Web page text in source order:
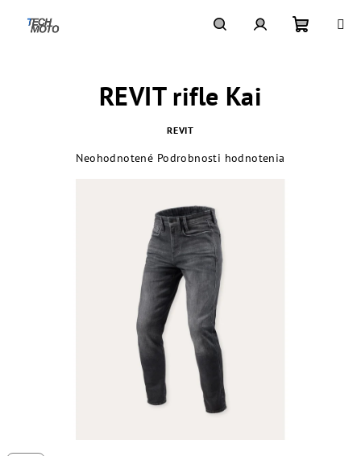
REVIT rifle Kai
REVIT
Priemerné
Neohodnotené Podrobnosti hodnotenia